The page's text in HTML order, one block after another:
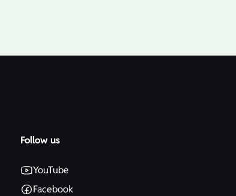
Follow us
YouTube
Facebook